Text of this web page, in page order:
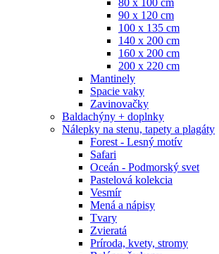
80 x 100 cm
90 x 120 cm
100 x 135 cm
140 x 200 cm
160 x 200 cm
200 x 220 cm
Mantinely
Spacie vaky
Zavinovačky
Baldachýny + doplnky
Nálepky na stenu, tapety a plagáty
Forest - Lesný motív
Safari
Oceán - Podmorský svet
Pastelová kolekcia
Vesmír
Mená a nápisy
Tvary
Zvieratá
Príroda, kvety, stromy